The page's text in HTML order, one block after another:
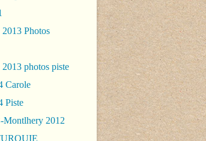
Photos
photos piste
Carole
Piste
2012